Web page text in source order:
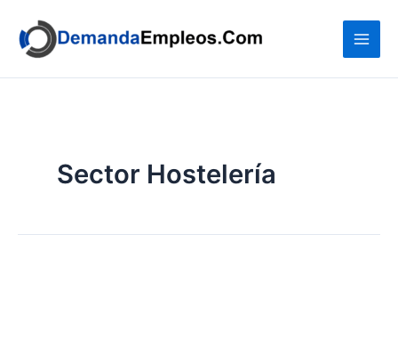
contenido
Sector Hostelería